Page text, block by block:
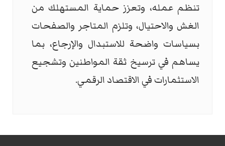
تنظم عمله، وتعزز حماية المستهلك من
الغش والاحتيال، وتلزم المتاجر والصفحات
بسياسات واضحة للاستبدال والإرجاع، بما
يساهم في ترسيخ ثقة المواطنين وتشجيع
الاستثمارات في الاقتصاد الرقمي.